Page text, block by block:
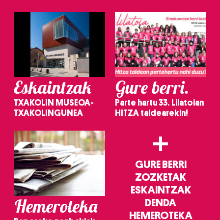
Eskaintzak
TXAKOLIN MUSEOA-
TXAKOLINGUNEA
Gure berri.
Parte hartu 33. Lilatoian
HITZA taldearekin!
Hemeroteka
+
GURE BERRI
ZOZKETAK
ESKAINTZAK
DENDA
HEMEROTEKA